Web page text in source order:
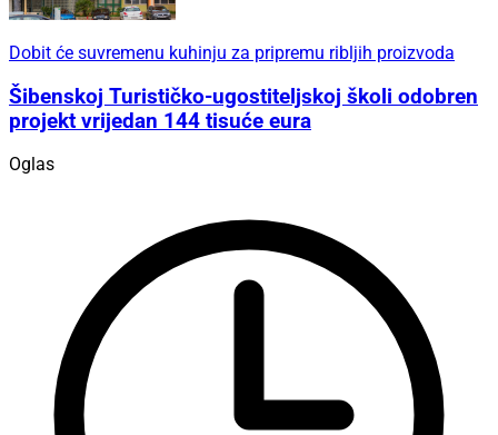
Dobit će suvremenu kuhinju za pripremu ribljih proizvoda
Šibenskoj Turističko-ugostiteljskoj školi odobren
projekt vrijedan 144 tisuće eura
Oglas